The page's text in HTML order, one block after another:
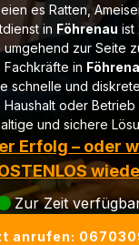
es Ratten,
in Föhrenau ist
umgehend zur Seite
in
schnelle und
Haushalt oder
und sichere
Erfolg – oder
Zur Zeit
anrufen: